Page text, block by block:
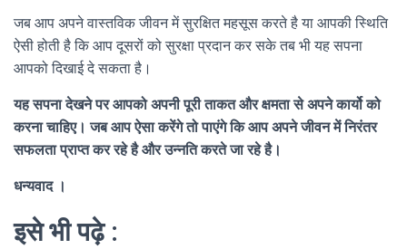
जब आप अपने वास्तविक जीवन में सुरक्षित महसूस करते है या आपकी स्थिति
ऐसी होती है कि आप दूसरों को सुरक्षा प्रदान कर सके तब भी यह सपना
आपको दिखाई दे सकता है।
यह सपना देखने पर आपको अपनी पूरी ताकत और क्षमता से अपने कार्यो को
करना चाहिए। जब आप ऐसा करेंगे तो पाएंगे कि आप अपने जीवन में निरंतर
सफलता प्राप्त कर रहे है और उन्नति करते जा रहे है।
धन्यवाद ।
इसे भी पढ़े :